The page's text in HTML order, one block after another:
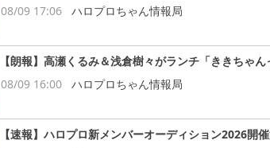
08/09 17:06
ハロプロちゃん情報局
【朗報】高瀬くるみ＆浅倉樹々がランチ「ききちゃ
08/09 16:00
ハロプロちゃん情報局
【速報】ハロプロ新メンバーオーディション2026開催